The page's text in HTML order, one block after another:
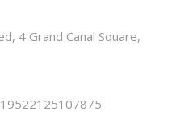
4 Grand Canal Square,